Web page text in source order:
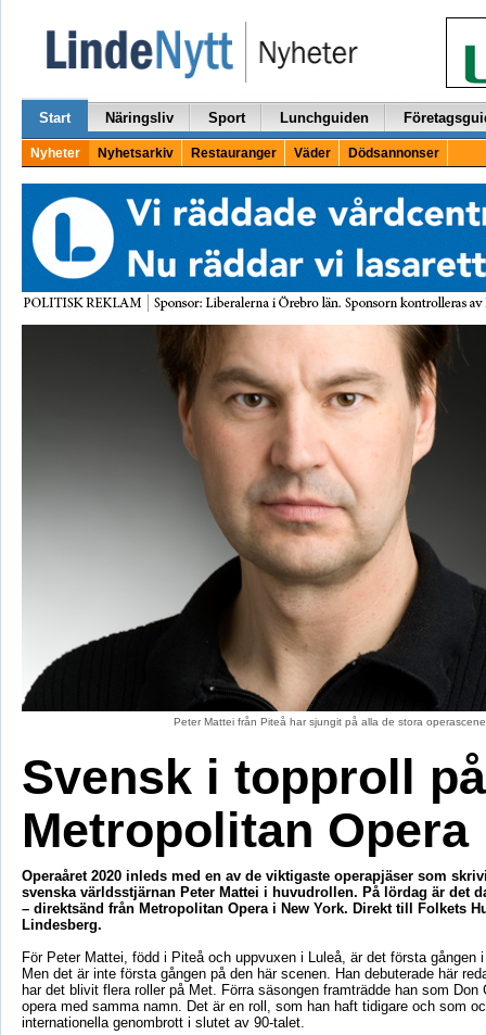
Start Näringsliv Sport Lunchguiden
Nyheter Nyhetsarkiv Restauranger Väder Dödsannonser
Peter Mattei från Piteå har sjungit på alla de stora
Svensk i topproll på
Metropolitan Opera
Operaåret 2020 inleds med en av de viktigaste operapjäser som
svenska världsstjärnan Peter Mattei i huvudrollen. På lördag är det
– direktsänd från Metropolitan Opera i New York. Direkt till Folkets
Lindesberg.
För Peter Mattei, född i Piteå och uppvuxen i Luleå, är det första gången
Men det är inte första gången på den här scenen. Han debuterade här
har det blivit flera roller på Met. Förra säsongen framträdde han som Don
opera med samma namn. Det är en roll, som han haft tidigare och som
internationella genombrott i slutet av 90-talet.